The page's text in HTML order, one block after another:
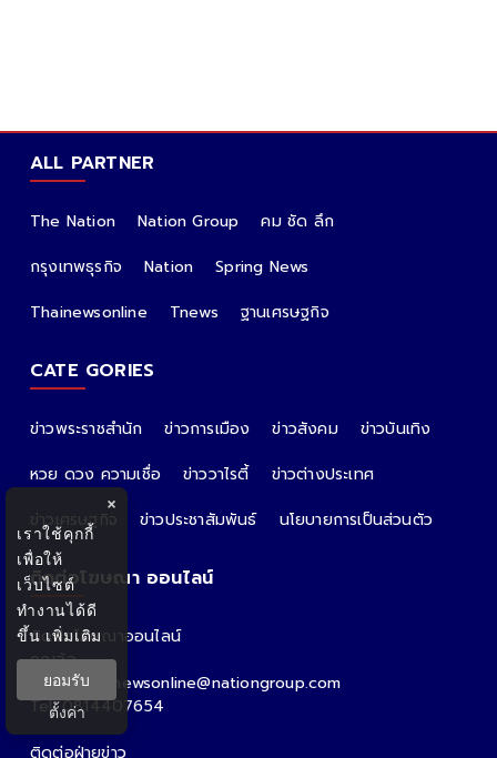
ALL PARTNER
The Nation Nation Group
คม ชัด ลึก
กรุงเทพธุรกิจ
Nation
Spring News
Thainewsonline
Tnews ฐานเศรษฐกิจ
CATE GORIES
ข่าวพระราชสำนัก ข่าวการเมือง ข่าวสังคม
ข่าวบันเทิง
หวย ดวง ความเชื่อ
ข่าววาไรตี้
ข่าวต่างประเทศ
ข่าวเศรษฐกิจ
ข่าวประชาสัมพันธ์ นโยบายการเป็นส่วนตัว
ติดต่อโฆษณา ออนไลน์
ติดต่อโฆษณาออนไลน์
คุณอ้อ
Email : thainewsonline@nationgroup.com
Tel: 0814407654
×
เราใช้คุกกี้
เพื่อให้
เว็บไซต์
ทำงานได้ดี
ขึ้นเพิ่มเติม
ยอมรับ
ตั้งค่า